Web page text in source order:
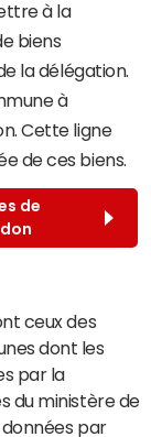
à la
biens
la délégation.
à
Cette ligne
de ces biens.
de
ceux des
dont les
par la
du ministère de
données par